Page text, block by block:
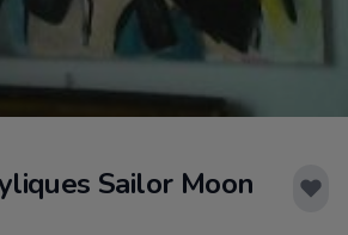
Sailor Moon